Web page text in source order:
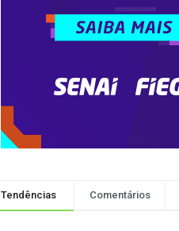
Tendências Comentários